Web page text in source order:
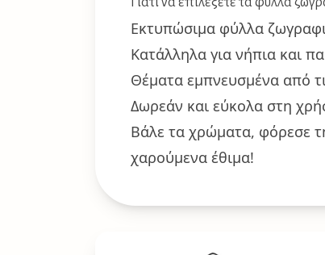
Εκτυπώσιμα φύλλα
Κατάλληλα για νήπια και
Θέματα εμπνευσμένα από
Δωρεάν και εύκολα στη
Βάλε τα χρώματα, φόρεσε
χαρούμενα έθιμα!